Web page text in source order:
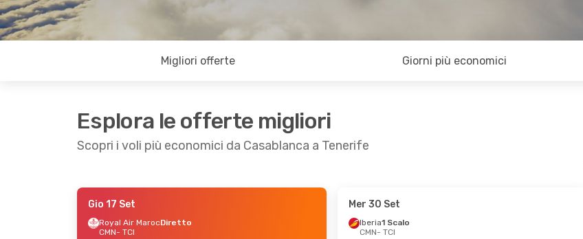
Migliori offerte Giorni più economici
Esplora le offerte migliori
Scopri i voli più economici da Casablanca a Tenerife
- Dom 30 Ago
Diretto
Gio 17 Set
Royal Air MarocDiretto
CMN- TCI
Mer 30 Set
Iberia1 Scalo
CMN- TCI